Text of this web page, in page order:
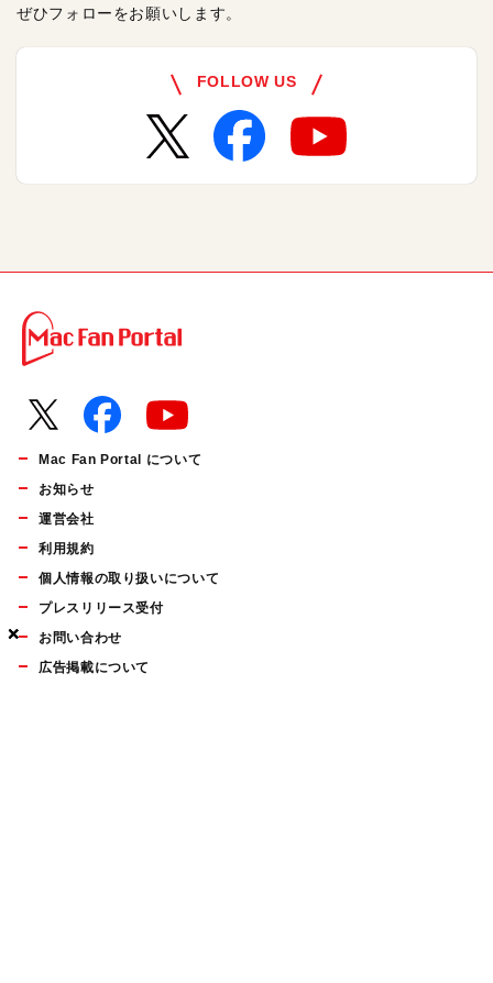
×
×
×
ぜひフォローをお願いします。
FOLLOW US
Mac Fan Portal について
お知らせ
運営会社
利用規約
個人情報の取り扱いについて
プレスリリース受付
お問い合わせ
広告掲載について